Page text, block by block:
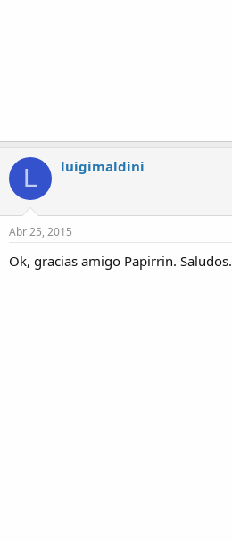
L luigimaldini
Abr 25, 2015
Ok, gracias amigo Papirrin. Saludos.